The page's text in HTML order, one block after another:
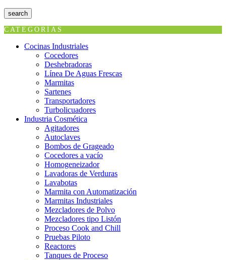
search
CATEGORÍAS
Cocinas Industriales
Cocedores
Deshebradoras
Línea De Aguas Frescas
Marmitas
Sartenes
Transportadores
Turbolicuadores
Industria Cosmética
Agitadores
Autoclaves
Bombos de Grageado
Cocedores a vacío
Homogeneizador
Lavadoras de Verduras
Lavabotas
Marmita con Automatización
Marmitas Industriales
Mezcladores de Polvo
Mezcladores tipo Listón
Proceso Cook and Chill
Pruebas Piloto
Reactores
Tanques de Proceso